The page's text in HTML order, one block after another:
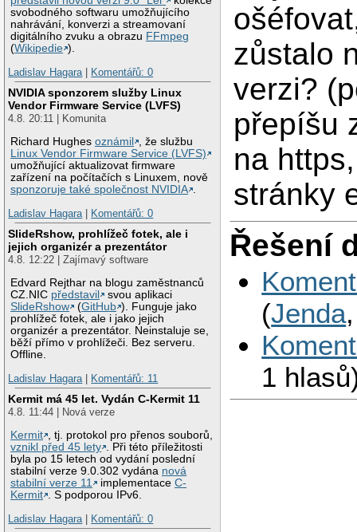
svobodného softwaru umožňujícího
nahrávání, konverzi a streamovaní
digitálního zvuku a obrazu FFmpeg
(Wikipedie ).
Ladislav Hagara
Komentářů: 0
NVIDIA sponzorem služby Linux
Vendor Firmware Service (LVFS)
4.8. 20:11 | Komunita
Richard Hughesoznámil
, že službu
Linux Vendor Firmware Service (LVFS)
umožňující aktualizovat firmware
zařízení na počítačích s Linuxem, nově
sponzoruje také společnost NVIDIA .
Ladislav Hagara | Komentářů: 0
SlideRshow, prohlížeč fotek, ale i
jejich organizér a prezentátor
4.8. 12:22 | Zajímavý software
Edvard Rejthar na blogu zaměstnanců
CZ.NIC představil
svou aplikaci
SlideRshow
(GitHub ). Funguje jako
prohlížeč fotek, ale i jako jejich
organizér a prezentátor. Neinstaluje se,
běží přímo v prohlížeči. Bez serveru.
Offline.
Ladislav Hagara | Komentářů: 11
Kermit má 45 let. Vydán C-Kermit 11
4.8. 11:44 | Nová verze
Kermit , tj. protokol pro přenos souborů,
vznikl před 45 lety . Při této příležitosti
byla po 15 letech od vydání poslední
stabilní verze 9.0.302 vydána nová
stabilní verze 11
implementaceC-
Kermit . S podporou IPv6.
Ladislav Hagara | Komentářů: 0
zůstalo
verzi?
přepíšu
na
stránky
Řešení
(Jendа
1